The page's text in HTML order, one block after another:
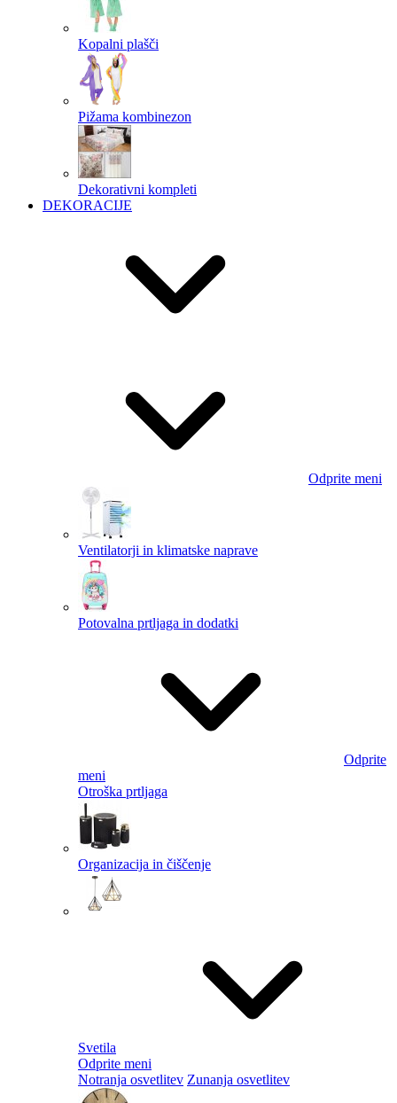
Kopalni plašči
Pižama kombinezon
Dekorativni kompleti
DEKORACIJE
Odprite meni
Ventilatorji in klimatske naprave
Potovalna prtljaga in dodatki
Odprite
meni
Otroška prtljaga
Organizacija in čiščenje
Svetila
Odprite meni
Notranja osvetlitev Zunanja osvetlitev